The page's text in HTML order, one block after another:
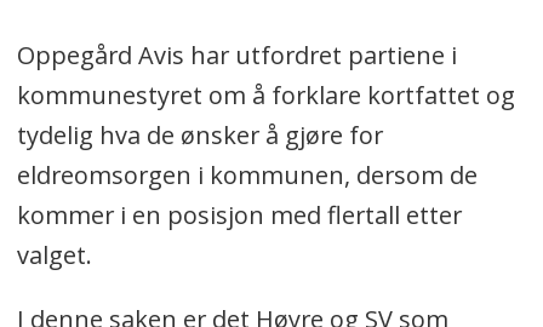
Oppegård Avis har utfordret partiene i
kommunestyret om å forklare kortfattet og
tydelig hva de ønsker å gjøre for
eldreomsorgen i kommunen, dersom de
kommer i en posisjon med flertall etter
valget.
I denne saken er det Høyre og SV som